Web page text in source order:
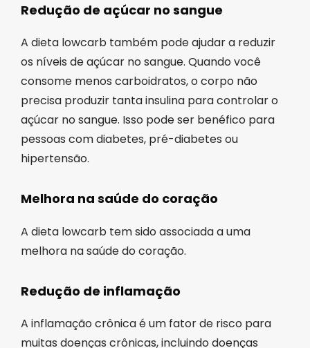
Redução de açúcar no sangue
A dieta lowcarb também pode ajudar a reduzir
os níveis de açúcar no sangue. Quando você
consome menos carboidratos, o corpo não
precisa produzir tanta insulina para controlar o
açúcar no sangue. Isso pode ser benéfico para
pessoas com diabetes, pré-diabetes ou
hipertensão.
Melhora na saúde do coração
A dieta lowcarb tem sido associada a uma
melhora na saúde do coração.
Redução de inflamação
A inflamação crônica é um fator de risco para
muitas doenças crônicas, incluindo doenças